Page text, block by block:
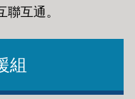
聯互通。
組